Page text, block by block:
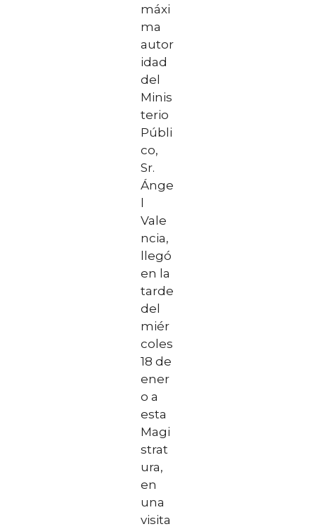
máxi
ma
autor
idad
del
Minis
terio
Públi
co,
Sr.
Ánge
l
Vale
ncia,
llegó
en la
tarde
del
miér
coles
18 de
ener
o a
esta
Magi
strat
ura,
en
una
visita